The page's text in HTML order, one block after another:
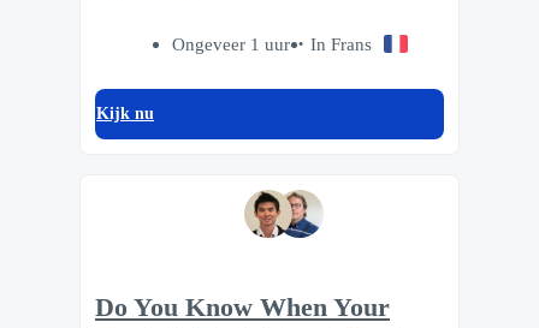
Ongeveer 1 uur In Frans
Kijk nu
Do You Know When Your